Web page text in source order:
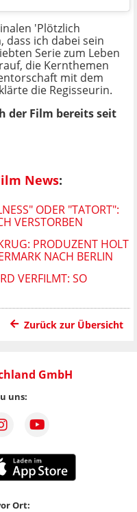
'Plötzlich
dass ich dabei sein
Serie zum Leben
die Kernthemen
mit dem
die Regisseurin.
der Film bereits seit
News:
ODER "TATORT":
VERSTORBEN
PRODUZENT HOLT
NACH BERLIN
VERFILMT: SO
Zurück zur Übersicht
GmbH
uns:
Ort: